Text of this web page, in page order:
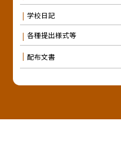
学校日記
各種提出様式等
配布文書